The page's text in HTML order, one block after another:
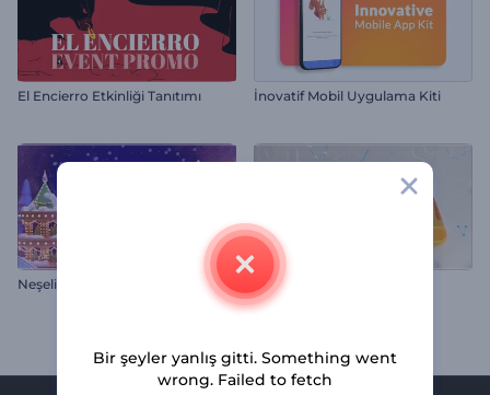
El Encierro Etkinliği Tanıtımı İnovatif Mobil Uygulama Kiti
Neşeli Noel Çelengi İntro Capcanlı Tıbbi Açış Videosu
Bir şeyler yanlış gitti. Something went
wrong. Failed to fetch